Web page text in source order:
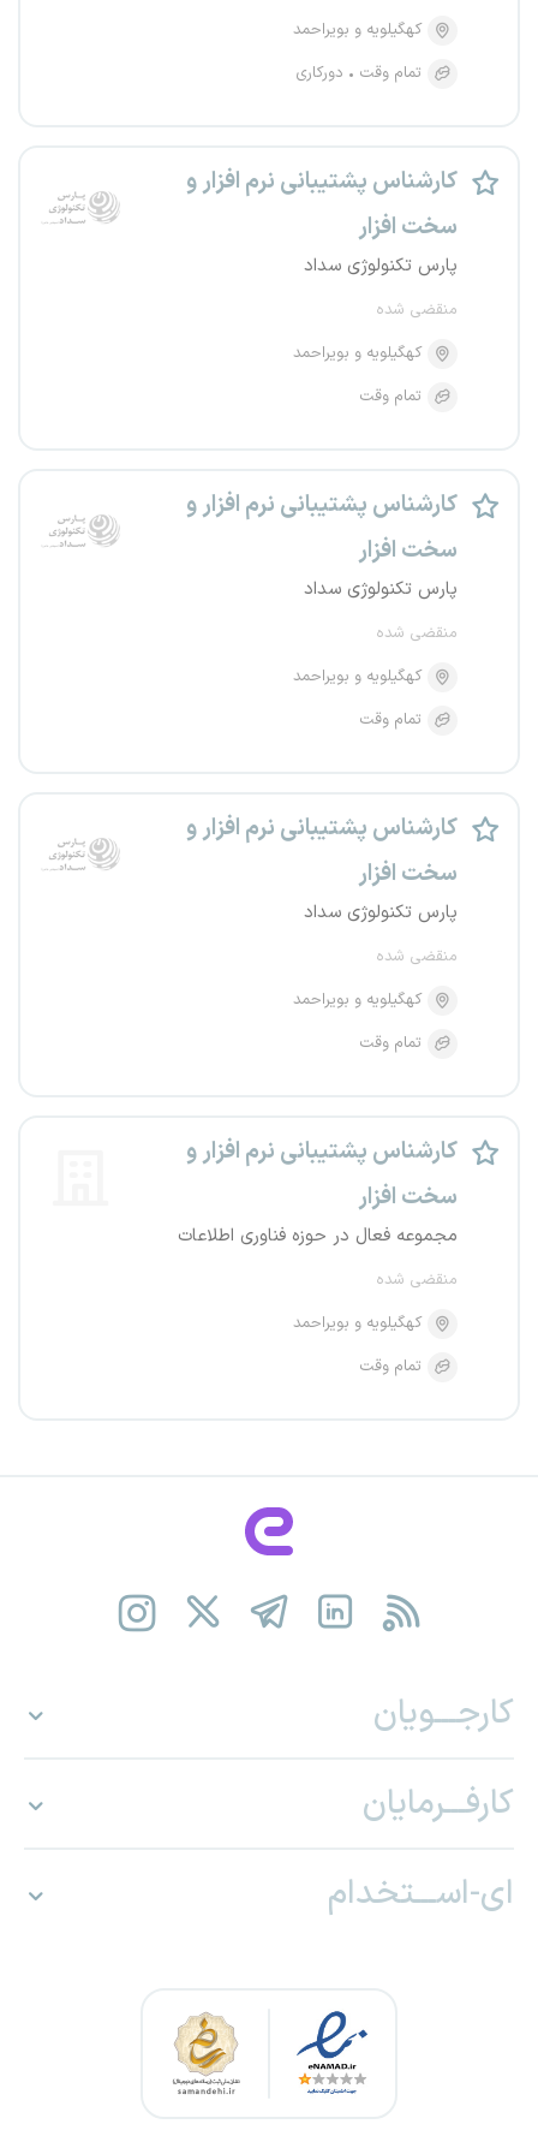
کهگیلویه و بویراحمد
تمام وقت
دورکاری
کارشناس پشتیبانی نرم افزار و
سخت افزار
پارس تکنولوژی سداد
منقضی شده
کهگیلویه و بویراحمد
تمام وقت
کارشناس پشتیبانی نرم افزار و
سخت افزار
پارس تکنولوژی سداد
منقضی شده
کهگیلویه و بویراحمد
تمام وقت
کارشناس پشتیبانی نرم افزار و
سخت افزار
پارس تکنولوژی سداد
منقضی شده
کهگیلویه و بویراحمد
تمام وقت
کارشناس پشتیبانی نرم افزار و
سخت افزار
مجموعه فعال در حوزه فناوری اطلاعات
منقضی شده
کهگیلویه و بویراحمد
تمام وقت
کارجـــویان
کارفـــرمایان
ای-اســـتخدام